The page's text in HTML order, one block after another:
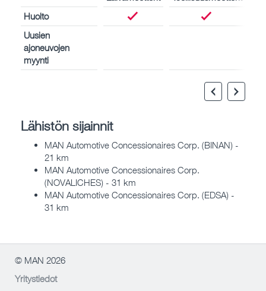
Huolto
Uusien
ajoneuvojen
myynti
Lähistön sijainnit
MAN Automotive Concessionaires Corp. (BINAN) -
21 km
MAN Automotive Concessionaires Corp.
(NOVALICHES) - 31 km
MAN Automotive Concessionaires Corp. (EDSA) -
31 km
© MAN 2026
Yritystiedot